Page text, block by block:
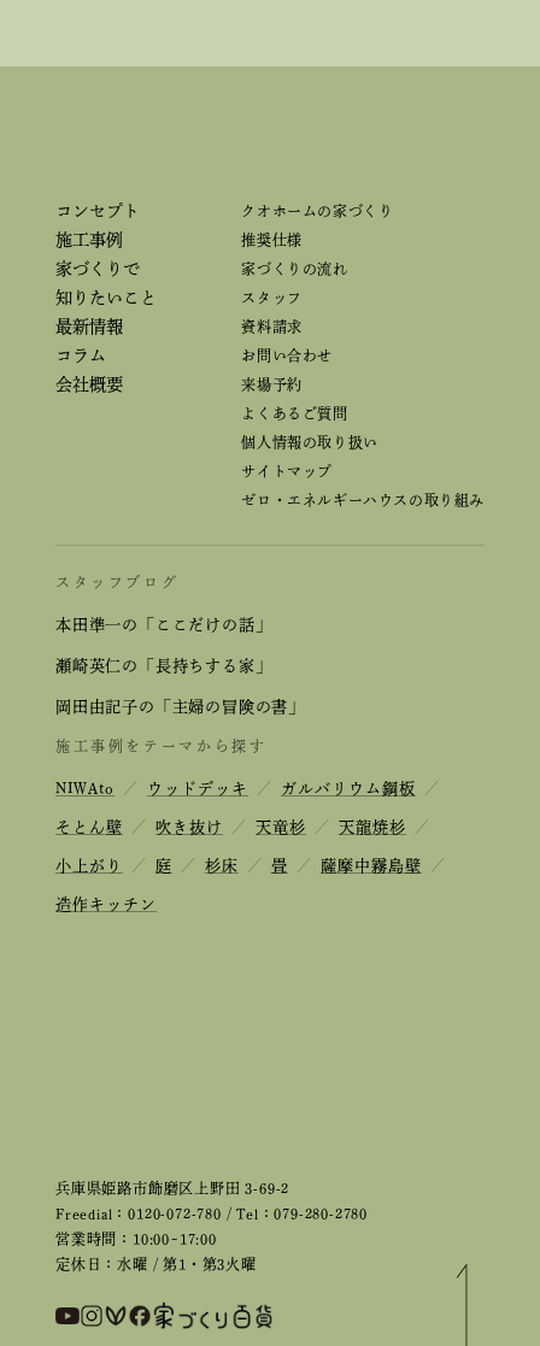
兵庫県姫路市飾磨区上野田 3-69-2
Freedial：0120-072-780 / Tel：079-280-2780
営業時間：10:00~17:00
定休日：水曜 / 第1・第3火曜
コンセプト
施工事例
家づくりで
知りたいこと
最新情報
コラム
会社概要
クオホームの家づくり
推奨仕様
家づくりの流れ
スタッフ
資料請求
お問い合わせ
来場予約
よくあるご質問
個人情報の取り扱い
サイトマップ
ゼロ・エネルギーハウスの取り組み
スタッフブログ
本田準一の「ここだけの話」
瀬崎英仁の「長持ちする家」
岡田由記子の「主婦の冒険の書」
施工事例をテーマから探す
NIWAto ／ ウッドデッキ ／ ガルバリウム鋼板 ／
そとん壁 ／ 吹き抜け ／ 天竜杉 ／ 天龍焼杉 ／
小上がり ／ 庭 ／ 杉床 ／ 畳 ／ 薩摩中霧島壁 ／
造作キッチン